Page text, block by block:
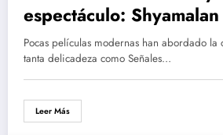
espectáculo:
Spielberg
Pocas películas modernas han abordado la
tanta delicadeza como Señales…
Leer Más